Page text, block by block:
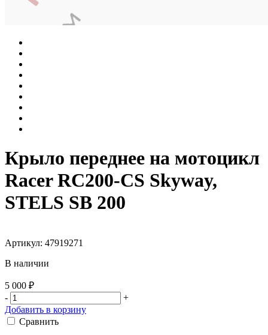
Крыло переднее на мотоцикл
Racer RC200-CS Skyway,
STELS SB 200
Артикул: 47919271
В наличии
5 000 ₽
-
+
Добавить в корзину
Сравнить